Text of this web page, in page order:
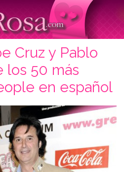
Cruz y Pablo
los 50 más
en español